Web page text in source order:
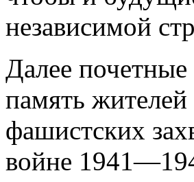
независимой
Далее
память
фашистских
войне